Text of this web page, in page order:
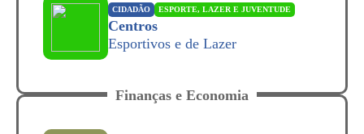
CIDADÃO ESPORTE, LAZER E JUVENTUDE
Centros
Esportivos e de Lazer
Finanças e Economia